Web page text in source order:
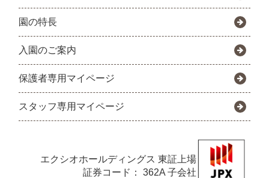
園の特長
入園のご案内
保護者専用マイページ
スタッフ専用マイページ
エクシオホールディングス 東証上場
証券コード： 362A 子会社